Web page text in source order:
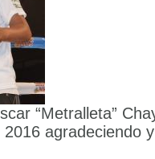
“Metralleta”
agradeciendo